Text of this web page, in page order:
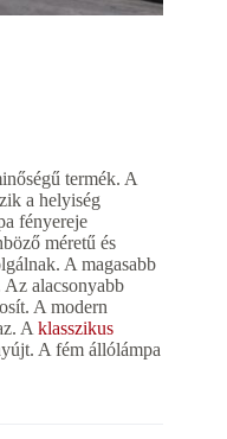
termék. A
a helyiség
fényereje
méretű és
A magasabb
Az alacsonyabb
A modern
A klasszikus
A fém állólámpa